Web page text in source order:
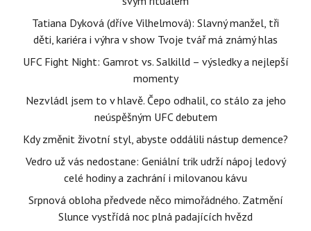
Tatiana Dyková (dříve Vilhelmová): Slavný manžel, tři
děti, kariéra i výhra v show Tvoje tvář má známý hlas
UFC Fight Night: Gamrot vs. Salkilld – výsledky a nejlepší
momenty
Nezvládl jsem to v hlavě. Čepo odhalil, co stálo za jeho
neúspěšným UFC debutem
Kdy změnit životní styl, abyste oddálili nástup demence?
Vedro už vás nedostane: Geniální trik udrží nápoj ledový
celé hodiny a zachrání i milovanou kávu
Srpnová obloha předvede něco mimořádného. Zatmění
Slunce vystřídá noc plná padajících hvězd